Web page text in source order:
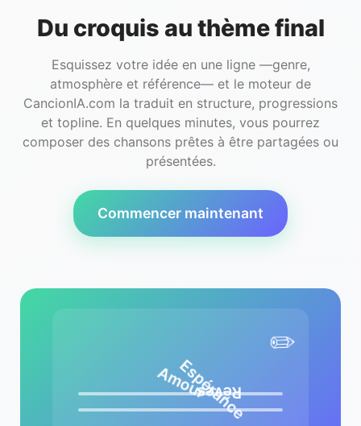
Du croquis au thème final
Esquissez votre idée en une ligne —genre,
atmosphère et référence— et le moteur de
CancionIA.com la traduit en structure, progressions
et topline. En quelques minutes, vous pourrez
composer des chansons prêtes à être partagées ou
présentées.
Commencer maintenant
✏️
Amour
Rêves
Espérance